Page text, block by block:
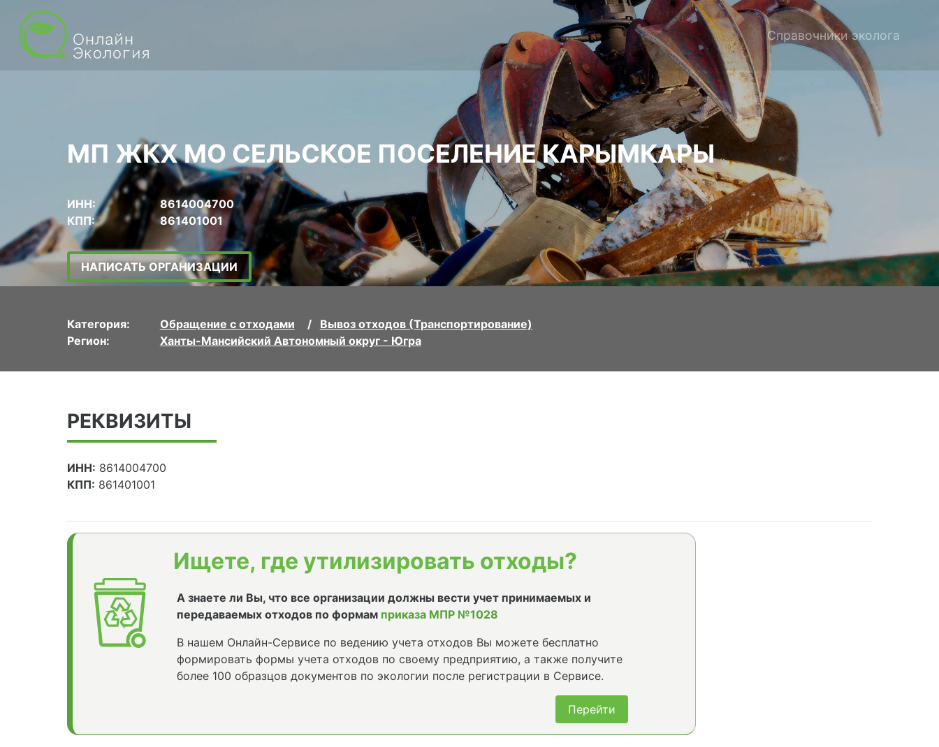
Справочники эколога
МП ЖКХ МО СЕЛЬСКОЕ ПОСЕЛЕНИЕ КАРЫМКАРЫ
ИНН:
8614004700
КПП:
861401001
НАПИСАТЬ ОРГАНИЗАЦИИ
Категория: Обращение с отходами
Вывоз отходов (Транспортирование)
Регион:
Ханты-Мансийский Автономный округ - Югра
РЕКВИЗИТЫ
ИНН: 8614004700
КПП: 861401001
Ищете, где утилизировать отходы?
А знаете ли Вы, что все организации должны вести учет принимаемых и
передаваемых отходов по формам приказа МПР №1028
В нашем Онлайн-Сервисе по ведению учета отходов Вы можете бесплатно
формировать формы учета отходов по своему предприятию, а также получите
более 100 образцов документов по экологии после регистрации в Сервисе.
Перейти